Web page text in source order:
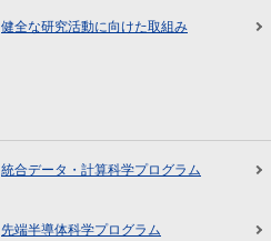
健全な研究活動に向けた取組み
統合データ・計算科学プログラム
先端半導体科学プログラム